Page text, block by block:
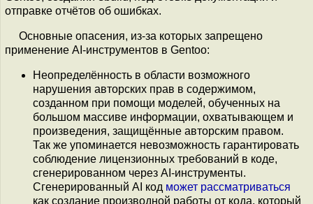
отправке отчётов об ошибках.
Основные опасения, из-за которых запрещено
применение AI-инструментов в Gentoo:
Неопределённость в области возможного
нарушения авторских прав в содержимом,
созданном при помощи моделей, обученных на
большом массиве информации, охватывающем и
произведения, защищённые авторским правом.
Так же упоминается невозможность гарантировать
соблюдение лицензионных требований в коде,
сгенерированном через AI-инструменты.
Сгенерированный AI код может рассматриваться
как создание производной работы от кода, который